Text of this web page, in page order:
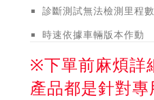
診斷測試無法檢測里程
時速依據車輛版本作動
※下單前麻煩詳
產品都是針對